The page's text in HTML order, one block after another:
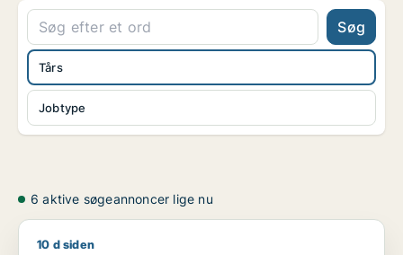
Søg
Jobtype
Tårs
6 aktive søgeannoncer lige nu
Kathrine søger job som regnskabsmedarbejder /
10 d siden